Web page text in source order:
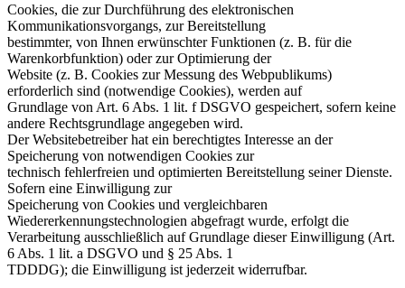
Cookies, die zur Durchführung des elektronischen
Kommunikationsvorgangs, zur Bereitstellung
bestimmter, von Ihnen erwünschter Funktionen (z. B. für die
Warenkorbfunktion) oder zur Optimierung der
Website (z. B. Cookies zur Messung des Webpublikums)
erforderlich sind (notwendige Cookies), werden auf
Grundlage von Art. 6 Abs. 1 lit. f DSGVO gespeichert, sofern keine
andere Rechtsgrundlage angegeben wird.
Der Websitebetreiber hat ein berechtigtes Interesse an der
Speicherung von notwendigen Cookies zur
technisch fehlerfreien und optimierten Bereitstellung seiner Dienste.
Sofern eine Einwilligung zur
Speicherung von Cookies und vergleichbaren
Wiedererkennungstechnologien abgefragt wurde, erfolgt die
Verarbeitung ausschließlich auf Grundlage dieser Einwilligung (Art.
6 Abs. 1 lit. a DSGVO und § 25 Abs. 1
TDDDG); die Einwilligung ist jederzeit widerrufbar.